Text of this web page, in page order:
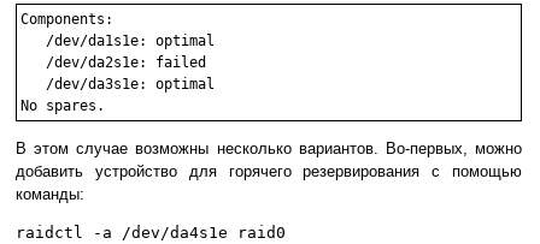
Components:
   /dev/da1s1e: optimal
   /dev/da2s1e: failed
   /dev/da3s1e: optimal
В этом случае возможны несколько вариантов. Во-первых, можно
добавить устройство для горячего резервирования с помощью
команды:
raidctl -a /dev/da4s1e raid0